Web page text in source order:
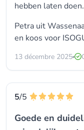
hebben laten doen.
Petra uit
en koos voor
13 décembre 2025
5/5
Goede en